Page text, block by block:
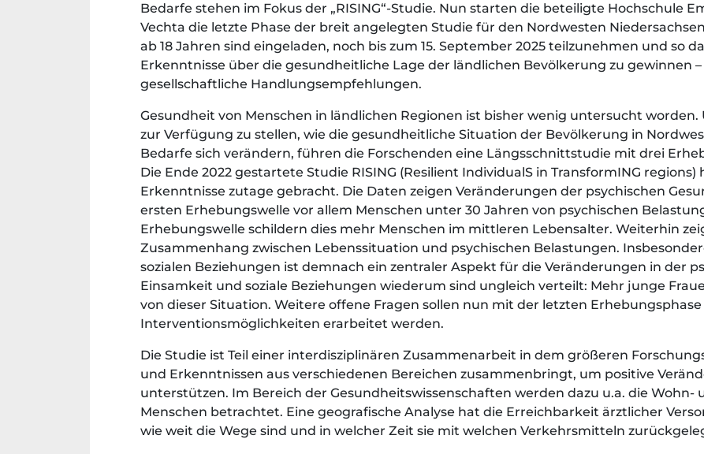
Bedarfe stehen im Fokus der „RISING“-Studie. Nun starten die beteiligte Hochschule
Vechta die letzte Phase der breit angelegten Studie für den Nordwesten
ab 18 Jahren sind eingeladen, noch bis zum 15. September 2025 teilzunehmen und so
Erkenntnisse über die gesundheitliche Lage der ländlichen Bevölkerung zu gewinnen
gesellschaftliche Handlungsempfehlungen.
Gesundheit von Menschen in ländlichen Regionen ist bisher wenig untersucht
zur Verfügung zu stellen, wie die gesundheitliche Situation der Bevölkerung in
Bedarfe sich verändern, führen die Forschenden eine Längsschnittstudie mit drei
Die Ende 2022 gestartete Studie RISING (Resilient IndividualS in TransformING
Erkenntnisse zutage gebracht. Die Daten zeigen Veränderungen der psychischen
ersten Erhebungswelle vor allem Menschen unter 30 Jahren von psychischen
Erhebungswelle schildern dies mehr Menschen im mittleren Lebensalter. Weiterhin
Zusammenhang zwischen Lebenssituation und psychischen Belastungen.
sozialen Beziehungen ist demnach ein zentraler Aspekt für die Veränderungen in der
Einsamkeit und soziale Beziehungen wiederum sind ungleich verteilt: Mehr junge
von dieser Situation. Weitere offene Fragen sollen nun mit der letzten
Interventionsmöglichkeiten erarbeitet werden.
Die Studie ist Teil einer interdisziplinären Zusammenarbeit in dem größeren
und Erkenntnissen aus verschiedenen Bereichen zusammenbringt, um positive
unterstützen. Im Bereich der Gesundheitswissenschaften werden dazu u.a. die Wohn-
Menschen betrachtet. Eine geografische Analyse hat die Erreichbarkeit ärztlicher
wie weit die Wege sind und in welcher Zeit sie mit welchen Verkehrsmitteln